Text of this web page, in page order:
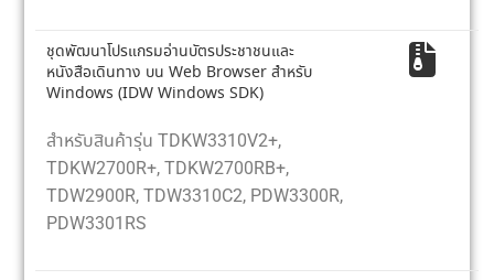
ชุดพัฒนาโปรแกรมอ่านบัตรประชาชนและ
หนังสือเดินทาง บน Web Browser สำหรับ
Windows (IDW Windows SDK)
สำหรับสินค้ารุ่น TDKW3310V2+,
TDKW2700R+, TDKW2700RB+,
TDW2900R, TDW3310C2, PDW3300R,
PDW3301RS